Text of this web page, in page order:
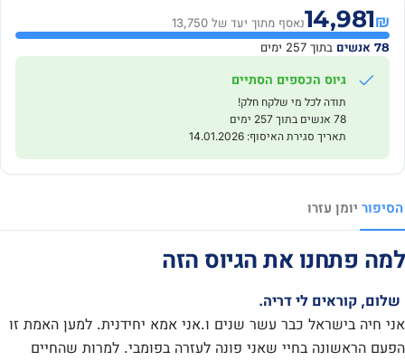
הסיפור יומן עזרו
₪
14,981נאסף מתוך יעד של 13,750
78 אנשים
בתוך 257 ימים
גיוס הכספים הסתיים
תודה לכל מי שלקח חלק!
78 אנשים בתוך 257 ימים
תאריך סגירת האיסוף: 14.01.2026
למה פתחנו את הגיוס הזה
שלום, קוראים לי דריה.
אני חיה בישראל כבר עשר שנים ו.אני אמא יחידנית. למען האמת זו
הפעם הראשונה בחיי שאני פונה לעזרה בפומבי. למרות שהחיים